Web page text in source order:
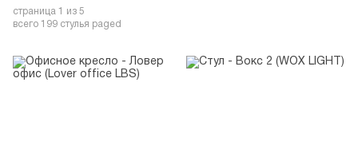
страница 1
из 5
всего 199 стулья paged